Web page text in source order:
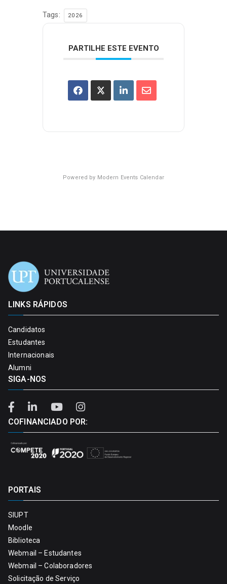
Tags: 2026
PARTILHE ESTE EVENTO
Powered by Modern Events Calendar
LINKS RÁPIDOS
Candidatos
Estudantes
Internacionais
Alumni
SIGA-NOS
COFINANCIADO POR:
PORTAIS
SIUPT
Moodle
Biblioteca
Webmail – Estudantes
Webmail – Colaboradores
Solicitação de Serviço